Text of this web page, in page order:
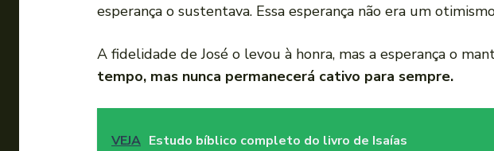
esperança o sustentava. Essa esperança não era um
A fidelidade de José o levou à honra, mas a esperança o
tempo, mas nunca permanecerá cativo para sempre.
VEJA Estudo bíblico completo do livro de Isaías